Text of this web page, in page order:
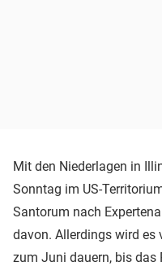
Mit den Niederlagen in
Sonntag im US-
Santorum nach
davon. Allerdings wird
zum Juni dauern, bis das